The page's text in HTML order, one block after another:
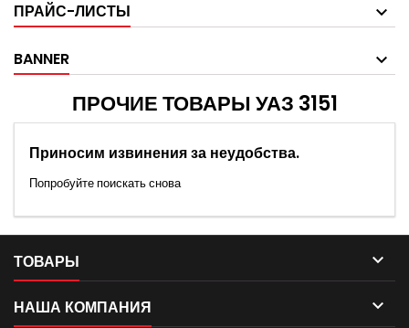
ПРАЙС-ЛИСТЫ
BANNER
ПРОЧИЕ ТОВАРЫ УАЗ 3151
Приносим извинения за неудобства.
Попробуйте поискать снова
ТОВАРЫ 
НАША КОМПАНИЯ 